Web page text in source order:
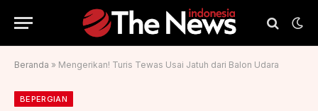
Beranda » Mengerikan! Turis Tewas Usai Jatuh dari Balon Udara
BEPERGIAN